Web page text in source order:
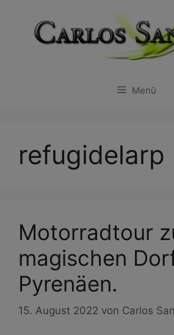
springen
Menü
refugidelarp
Motorradtour
magischen
Pyrenäen.
15. August 2022 von Carlos